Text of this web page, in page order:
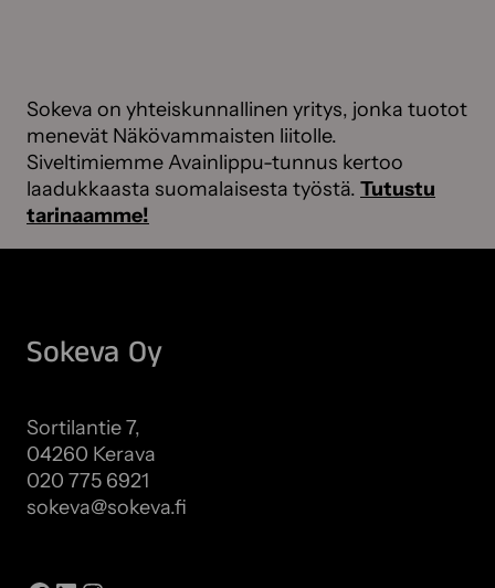
Sokeva on yhteiskunnallinen yritys, jonka tuotot
menevät Näkövammaisten liitolle.
Siveltimiemme Avainlippu-tunnus kertoo
laadukkaasta suomalaisesta työstä. Tutustu
tarinaamme!
Sokeva Oy
Sortilantie 7,
04260 Kerava
020 775 6921
sokeva@sokeva.fi